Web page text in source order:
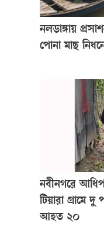
নলডাঙ্গায়
পোনা মাছ
নবীনগরে
টিয়ারা গ্রামে দু
আহত ২০